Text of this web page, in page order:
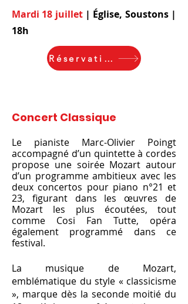
Mardi 18 juillet | Église, Soustons |
18h
Réservations
Concert Classique
Le pianiste Marc-Olivier Poingt
accompagné d’un quintette à cordes
propose une soirée Mozart autour
d’un programme ambitieux avec les
deux concertos pour piano n°21 et
23, figurant dans les œuvres de
Mozart les plus écoutées, tout
comme Cosi Fan Tutte, opéra
également programmé dans ce
festival.
La musique de Mozart,
emblématique du style « classicisme
», marque dès la seconde moitié du